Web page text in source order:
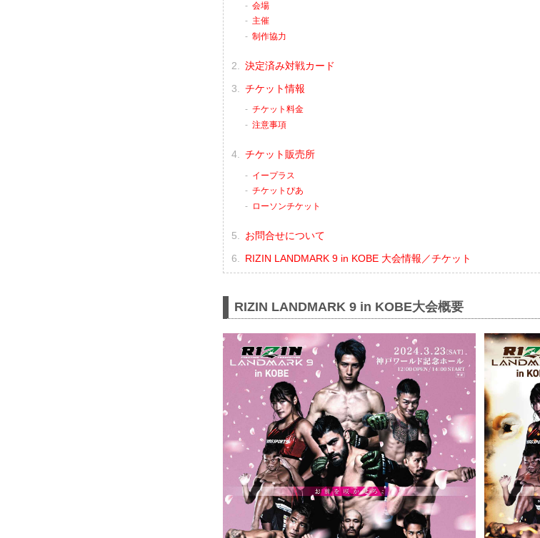
会場
主催
制作協力
決定済み対戦カード
チケット情報
チケット料金
注意事項
チケット販売所
イープラス
チケットぴあ
ローソンチケット
お問合せについて
RIZIN LANDMARK 9 in KOBE 大会情報／チケット
RIZIN LANDMARK 9 in KOBE大会概要